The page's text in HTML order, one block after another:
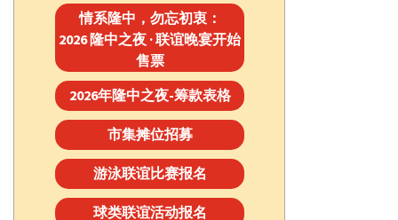
情系隆中，勿忘初衷：
2026 隆中之夜 · 联谊晚宴开始
售票
2026年隆中之夜-筹款表格
市集摊位招募
游泳联谊比赛报名
球类联谊活动报名